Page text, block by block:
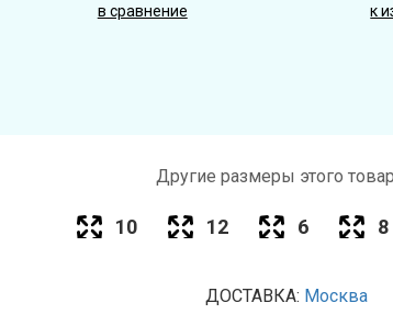
в сравнение
к
Другие размеры этого
10 12 6 8
ДОСТАВКА: Москва